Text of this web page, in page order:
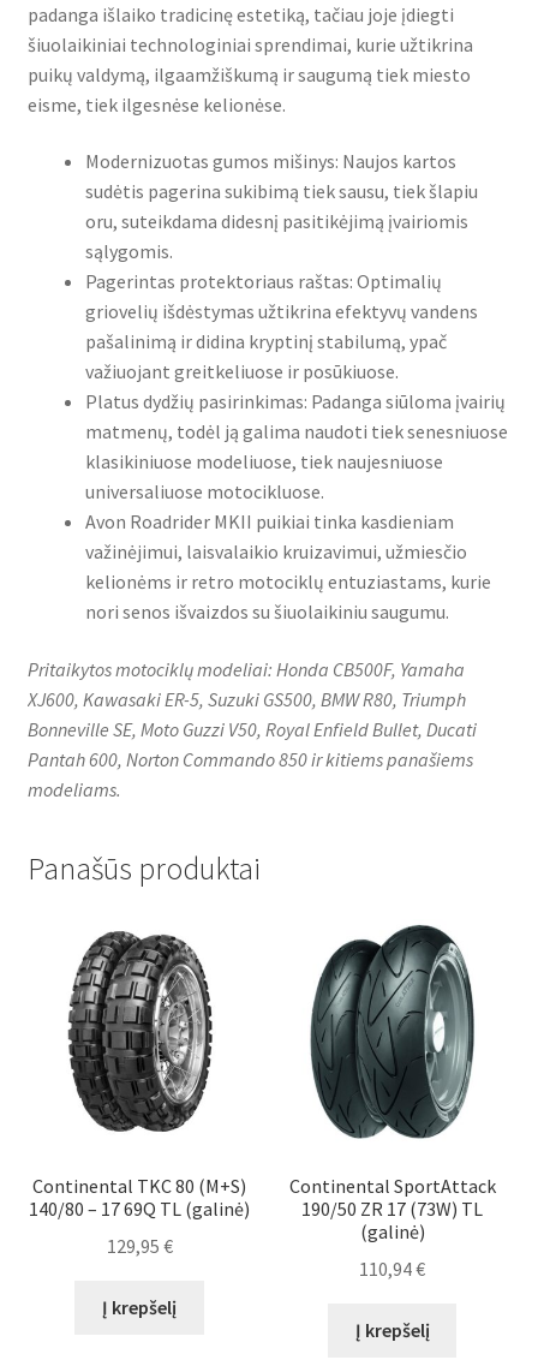
padanga išlaiko tradicinę estetiką, tačiau joje įdiegti
šiuolaikiniai technologiniai sprendimai, kurie užtikrina
puikų valdymą, ilgaamžiškumą ir saugumą tiek miesto
eisme, tiek ilgesnėse kelionėse.
Modernizuotas gumos mišinys: Naujos kartos
sudėtis pagerina sukibimą tiek sausu, tiek šlapiu
oru, suteikdama didesnį pasitikėjimą įvairiomis
sąlygomis.
Pagerintas protektoriaus raštas: Optimalių
griovelių išdėstymas užtikrina efektyvų vandens
pašalinimą ir didina kryptinį stabilumą, ypač
važiuojant greitkeliuose ir posūkiuose.
Platus dydžių pasirinkimas: Padanga siūloma įvairių
matmenų, todėl ją galima naudoti tiek senesniuose
klasikiniuose modeliuose, tiek naujesniuose
universaliuose motocikluose.
Avon Roadrider MKII puikiai tinka kasdieniam
važinėjimui, laisvalaikio kruizavimui, užmiesčio
kelionėms ir retro motociklų entuziastams, kurie
nori senos išvaizdos su šiuolaikiniu saugumu.
Pritaikytos motociklų modeliai: Honda CB500F, Yamaha
XJ600, Kawasaki ER-5, Suzuki GS500, BMW R80, Triumph
Bonneville SE, Moto Guzzi V50, Royal Enfield Bullet, Ducati
Pantah 600, Norton Commando 850 ir kitiems panašiems
modeliams.
Panašūs produktai
Continental TKC 80 (M+S)
140/80 – 17 69Q TL (galinė)
129,95 €
Į krepšelį
Continental SportAttack
190/50 ZR 17 (73W) TL
(galinė)
110,94€
Į krepšelį